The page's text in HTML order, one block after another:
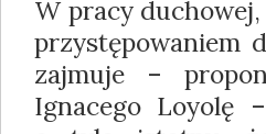
W pracy
przystępowaniem
zajmuje –
Ignacego Loyolę